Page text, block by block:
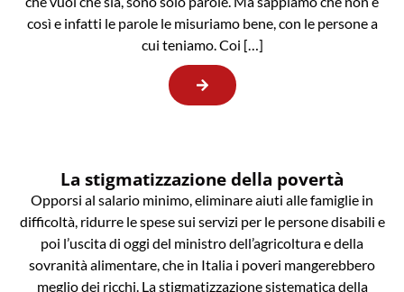
così e infatti le parole le misuriamo bene, con le persone a
cui teniamo. Coi […]
La stigmatizzazione della povertà
Opporsi al salario minimo, eliminare aiuti alle famiglie in
difficoltà, ridurre le spese sui servizi per le persone disabili e
poi l’uscita di oggi del ministro dell’agricoltura e della
sovranità alimentare, che in Italia i poveri mangerebbero
meglio dei ricchi. La stigmatizzazione sistematica della